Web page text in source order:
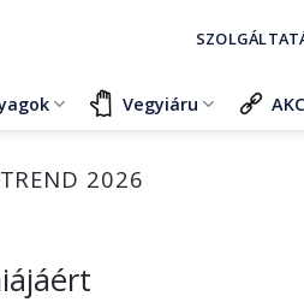
Vegyiáru
2026